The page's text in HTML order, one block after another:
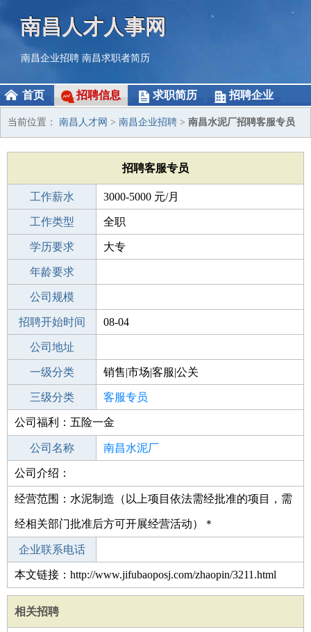
南昌人才人事网
南昌企业招聘 南昌求职者简历
首页 招聘信息 求职简历 招聘企业
当前位置： 南昌人才网 > 南昌企业招聘 > 南昌水泥厂招聘客服专员
招聘客服专员
工作薪水 3000-5000 元/月
招聘人数 1人
工作类型 全职
性别要求 -
学历要求 大专
工作经验
年龄要求
工作地点
公司规模
公司电话
招聘开始时间 08-04
招聘结束时间
公司地址
一级分类 销售|市场|客服|公关
二级分类 客服
三级分类 客服专员
其他行业
公司福利：五险一金
公司名称 南昌水泥厂
公司类型
公司介绍：
经营范围：水泥制造（以上项目依法需经批准的项目，需
经相关部门批准后方可开展经营活动）＊
企业联系电话
本文链接：http://www.jifubaoposj.com/zhaopin/3211.html
相关招聘